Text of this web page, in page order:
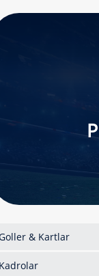
& Kartlar
Kadrolar